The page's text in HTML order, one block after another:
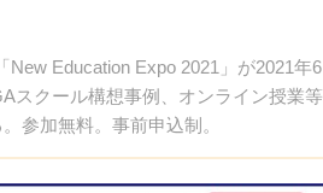
Education Expo 2021」が2021年6
スクール構想事例、オンライン授業等
参加無料。事前申込制。